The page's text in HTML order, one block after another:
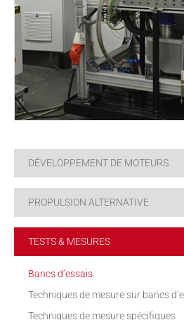
DÉVELOPPEMENT DE MOTEURS
PROPULSION ALTERNATIVE
TESTS & MESURES
Bancs d’essais
Techniques de mesure sur bancs
Techniques de mesure spécifiques